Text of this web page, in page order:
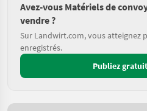
Avez-vous Matériels de
vendre ?
Sur Landwirt.com, vous atteignez
enregistrés.
Publiez